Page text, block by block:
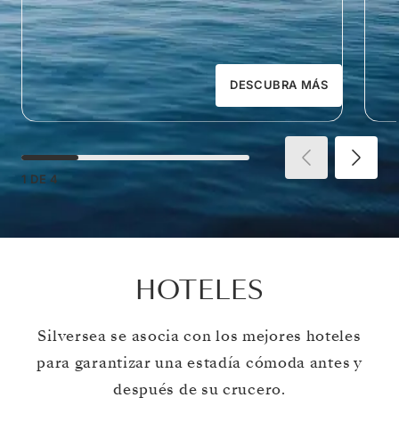
DESCUBRA MÁS
1 DE 4
HOTELES
Silversea se asocia con los mejores hoteles
para garantizar una estadía cómoda antes y
después de su crucero.